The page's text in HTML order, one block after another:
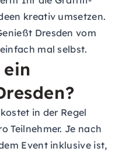
kreativ umsetzen.
Dresden vom
mal selbst.
in der Regel
Teilnehmer. Je nach
Event inklusive ist,